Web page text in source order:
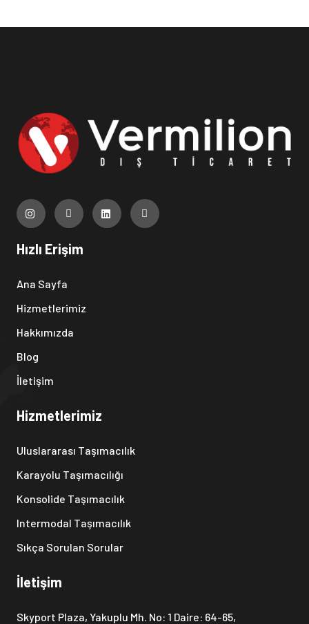
Hızlı Erişim
Ana Sayfa
Hizmetlerimiz
Hakkımızda
Blog
İletişim
Hizmetlerimiz
Uluslararası Taşımacılık
Karayolu Taşımacılığı
Konsolide Taşımacılık
Intermodal Taşımacılık
Sıkça Sorulan Sorular
İletişim
Skyport Plaza, Yakuplu Mh. No: 1 Daire: 64-65,